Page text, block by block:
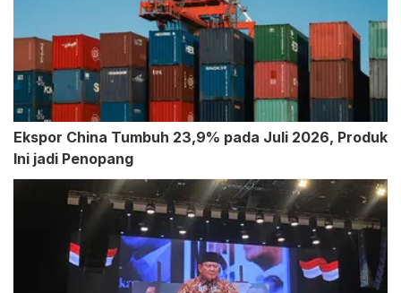
Ekspor China Tumbuh 23,9% pada Juli 2026, Produk
Ini jadi Penopang